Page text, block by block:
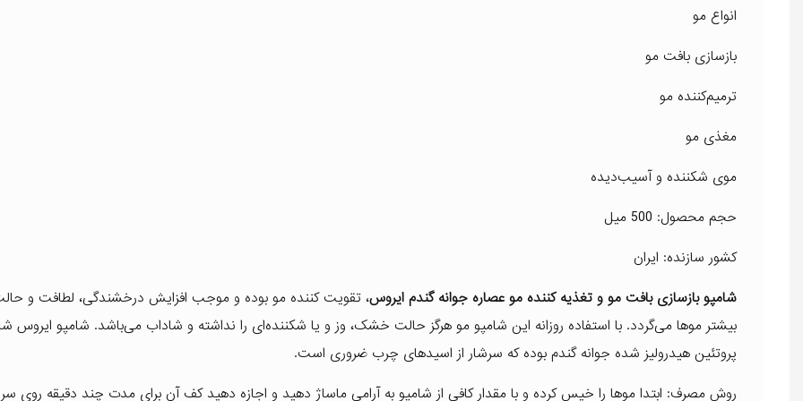
انواع مو
بازسازی بافت مو
ترمیم‌کننده مو
مغذی مو
موی شکننده و آسیب‌دیده
حجم محصول: 500 میل
کشور سازنده: ایران
شامپو بازسازی بافت مو و تغذیه کننده مو عصاره جوانه گندم ایروس، تقویت کننده مو بوده و موجب افزایش درخشندگی، لطافت و
بیشتر موها می‌گردد. با استفاده روزانه این شامپو مو هرگز حالت خشک، وز و یا شکننده‌ای را نداشته و شاداب می‌باشد. شامپو ایروس
پروتئین هیدرولیز شده جوانه گندم بوده که سرشار از اسیدهای چرب ضروری است.
روش مصرف: ابتدا موها را خیس کرده و با مقدار کافی از شامپو به آرامی ماساژ دهید و اجازه دهید کف آن برای مدت چند دقیقه روی سر